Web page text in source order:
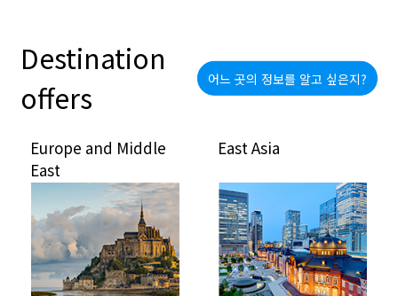
Destination
offers
어느 곳의 정보를 알고 싶은지?
Europe and Middle
East
East Asia